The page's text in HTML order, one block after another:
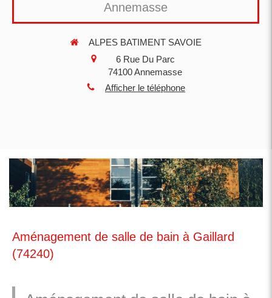
Annemasse
ALPES BATIMENT SAVOIE
6 Rue Du Parc
74100Annemasse
Afficher le téléphone
Aménagement de salle de bain à Gaillard
(74240)